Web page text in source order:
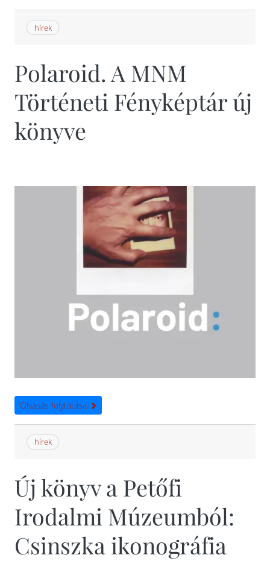
hírek
Polaroid. A MNM
Történeti Fényképtár új
könyve
Olvasás folytatása
hírek
Új könyv a Petőfi
Irodalmi Múzeumból:
Csinszka ikonográfia